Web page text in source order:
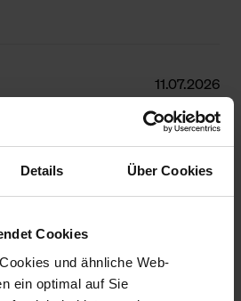
Details Über Cookies
Cookies
und ähnliche Web-
ein optimal auf Sie
11.07.2026
durch hohe Qualität und
04.07.2026